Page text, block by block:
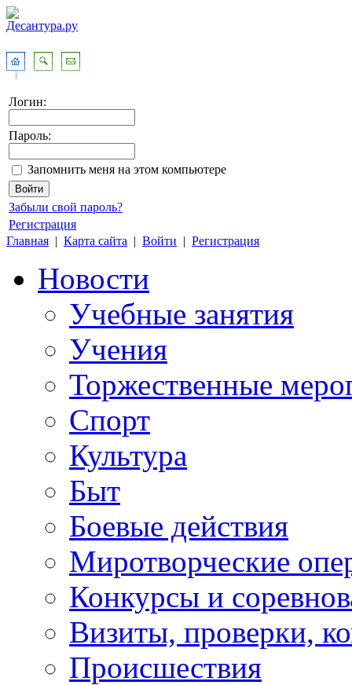
Логин:
Пароль:
Запомнить меня на этом компьютере
Забыли свой пароль?
Регистрация
Главная | Карта сайта | Войти | Регистрация
Новости
Учебные занятия
Учения
Торжественные
Спорт
Культура
Быт
Боевые действия
Миротворческие
Конкурсы и
Визиты, проверки,
Происшествия